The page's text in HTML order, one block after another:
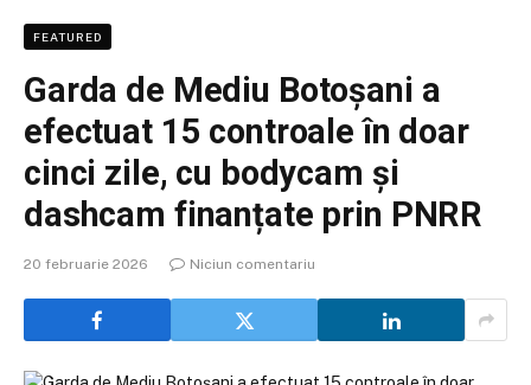
FEATURED
Garda de Mediu Botoșani a
efectuat 15 controale în doar
cinci zile, cu bodycam și
dashcam finanțate prin PNRR
20 februarie 2026 Niciun comentariu